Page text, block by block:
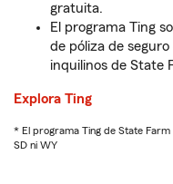
gratuita.
El programa Ting
de póliza de
inquilinos de State
Explora Ting
* El programa Ting de State Farm
SD ni WY